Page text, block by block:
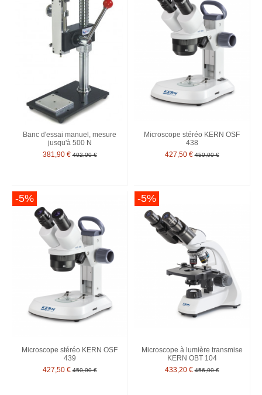
Banc d'essai manuel, mesure
jusqu'à 500 N
381,90 € 402,00 €
Microscope stéréo KERN OSF
438
427,50 € 450,00 €
-5%
Microscope stéréo KERN OSF
439
427,50 € 450,00 €
-5%
Microscope à lumière transmise
KERN OBT 104
433,20 € 456,00 €